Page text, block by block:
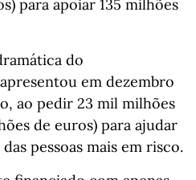
para apoiar 135 milhões
do
em dezembro
ao pedir 23 mil milhões
de euros) para ajudar
pessoas mais em risco.